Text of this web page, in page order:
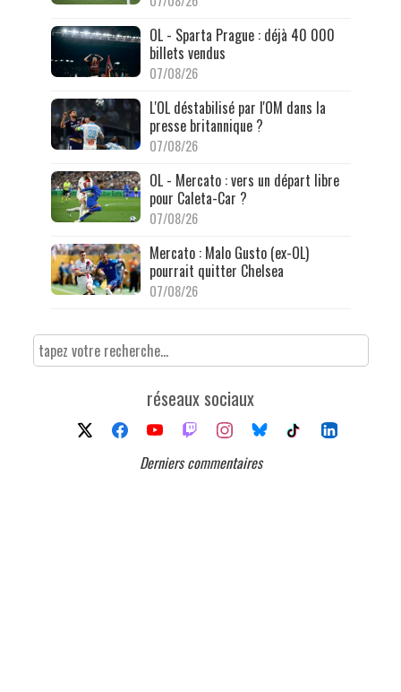
OL - Sparta Prague : déjà 40 000
billets vendus
07/08/26
L'OL déstabilisé par l'OM dans la
presse britannique ?
07/08/26
OL - Mercato : vers un départ libre
pour Caleta-Car ?
07/08/26
Mercato : Malo Gusto (ex-OL)
pourrait quitter Chelsea
07/08/26
réseaux sociaux
Derniers commentaires